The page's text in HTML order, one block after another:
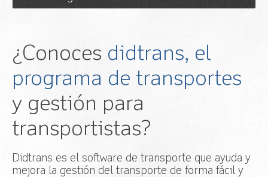
contenido. Joomla! 3.0 compatible.
v.1.0.3: Agregado idioma portugués (Brasil).
Gracias aMary Mar Alejo!
v.1.0.2:
Eliminar llamadas a JCaption, anular
llamadas window.addEvent y permitir al
usuario agregar scripts para desactivar
v.1.0.1:Agregado idioma polaco. Gracias a
Pawel Frankowski!
v.1.0.0:Primera versión estable
Manual de usuario (PDF)
¿Conoces didtrans, el
programa de transportes
y gestión para
transportistas?
Didtrans es el software de transporte que ayuda y
mejora la gestión del transporte de forma fácil y